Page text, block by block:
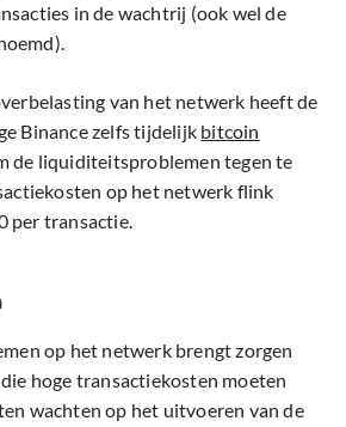
in de wachtrij (ook wel de
van het netwerk heeft de
Binance zelfs tijdelijk bitcoin
de liquiditeitsproblemen tegen te
op het netwerk flink
per transactie.
op het netwerk brengt zorgen
hoge transactiekosten moeten
wachten op het uitvoeren van de